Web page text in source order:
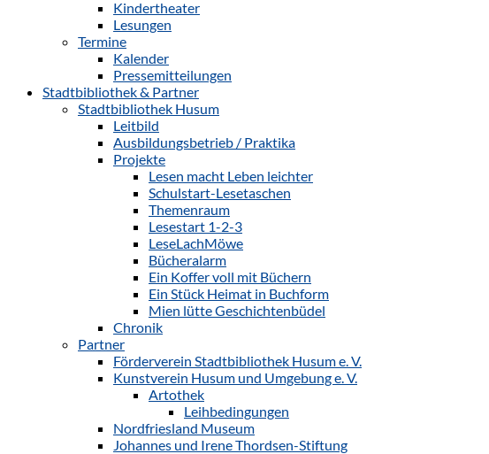
Kindertheater
Lesungen
Termine
Kalender
Pressemitteilungen
Stadtbibliothek & Partner
Stadtbibliothek Husum
Leitbild
Ausbildungsbetrieb / Praktika
Projekte
Lesen macht Leben leichter
Schulstart-Lesetaschen
Themenraum
Lesestart 1-2-3
LeseLachMöwe
Bücheralarm
Ein Koffer voll mit Büchern
Ein Stück Heimat in Buchform
Mien lütte Geschichtenbüdel
Chronik
Partner
Förderverein Stadtbibliothek Husum e. V.
Kunstverein Husum und Umgebung e. V.
Artothek
Leihbedingungen
Nordfriesland Museum
Johannes und Irene Thordsen-Stiftung